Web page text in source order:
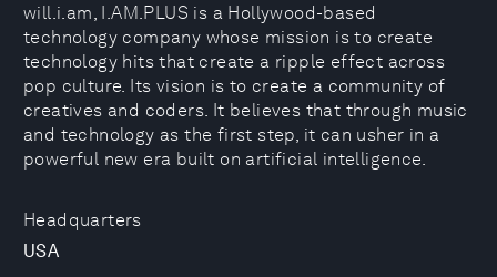
Headquarters
USA
will.i.am, I.AM.PLUS is a Hollywood-based
technology company whose mission is to create
technology hits that create a ripple effect across
pop culture. Its vision is to create a community of
creatives and coders. It believes that through music
and technology as the first step, it can usher in a
powerful new era built on artificial intelligence.